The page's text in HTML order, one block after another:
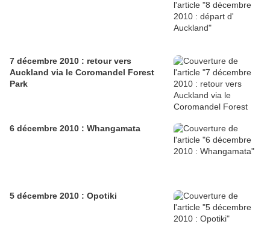
7 décembre 2010 : retour vers
Auckland via le Coromandel Forest
Park
6 décembre 2010 : Whangamata
5 décembre 2010 : Opotiki